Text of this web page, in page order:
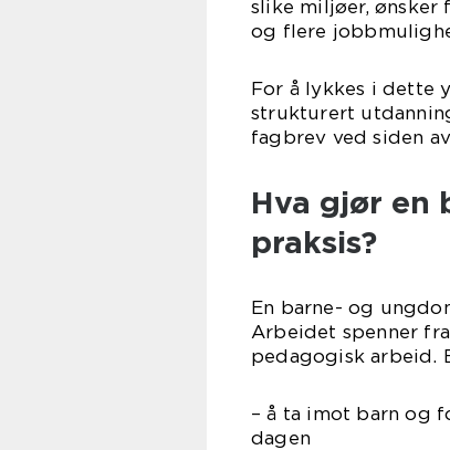
slike miljøer, ønsker
og flere
For å lykkes i dette
strukturert
fagbrev ved siden
Hva gjør en
praksis?
En barne- og
Arbeidet spenner
pedagogisk arbeid.
– å ta imot barn og
dagen